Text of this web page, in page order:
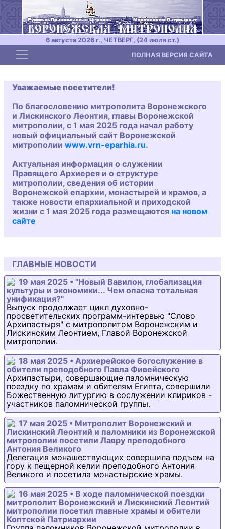
6 августа 2026 г., ЧЕТВЕРГ, (24 июля ст.)
Toggle navigation ПОЛНАЯ ВЕРСИЯ САЙТА
Уважаемые посетители!
По благословению митрополита Воронежского
и Лискинского Леонтия, главы Воронежской
митрополии, с 1 мая 2025 года начал работу
новый официальный сайт Воронежской
митрополии www.vrn-eparhia.ru.
Актуальная информация о служении
Правящего Архиерея и о структуре
митрополии, сведения об истории
Воронежской епархии, монастырей и храмов, а
также новости епархиальной и приходской
жизни с 1 мая 2025 года размещаются на новом
сайте
ГЛАВНЫЕ НОВОСТИ
19 мая 2025 • "Новый Вавилон, глобализация
культуры и экономики... Чем опасна тотальная
унификация?"
Выпуск продолжает цикл духовно-
просветительских программ-интервью "Слово
Архипастыря" с митрополитом Воронежским и
Лискинским Леонтием, Главой Воронежской
митрополии.
18 мая 2025 • Архиерейское богослужение в
обители преподобного Павла Фивейского
Архипастыри, совершающие паломническую
поездку по храмам и обителям Египта, совершили
Божественную литургию в сослужении клириков -
участников паломнической группы.
17 мая 2025 • Митрополит Воронежский и
Лискинский Леонтий и паломники из Воронежской
митрополии посетили Лавру преподобного
Антония Великого
Делегация монашествующих совершила подъем на
гору к пещерной келии преподобного Антония
Великого и посетила монастырские храмы.
16 мая 2025 • В ходе паломнической поездки
митрополит Воронежский и Лискинский Леонтий
митрополии посетил главные храмы и обители
Коптской Патриархии